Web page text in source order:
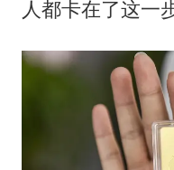
人都卡在了这一步